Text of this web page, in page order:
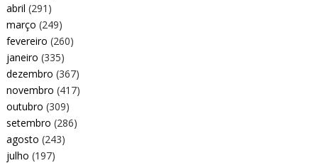
abril (291)
março (249)
fevereiro (260)
janeiro (335)
dezembro (367)
novembro (417)
outubro (309)
setembro (286)
agosto (243)
julho (197)